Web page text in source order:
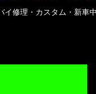
修理・カスタム・新車